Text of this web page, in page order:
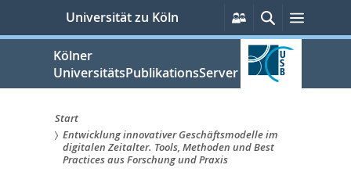
springen
Universität zu Köln
Persönliche
Services
SucheMenü
Kölner
UniversitätsPublikationsServer
Sie
Start
Entwicklung innovativer Geschäftsmodelle im
digitalen Zeitalter. Tools, Methoden und Best
Practices aus Forschung und Praxis